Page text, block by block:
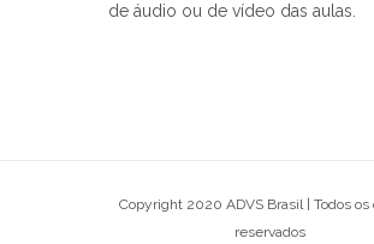
de áudio ou de vídeo das aulas.
Copyright 2020 ADVS Brasil | Todos os
reservados